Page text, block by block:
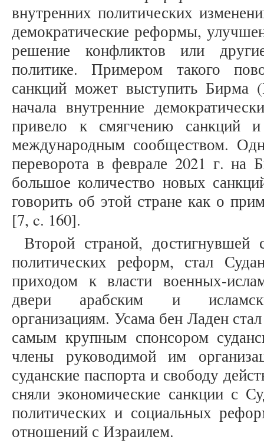
внутренних политических
демократические реформы,
решение конфликтов или
политике. Примером такого
санкций может выступить
начала внутренние
привело к смягчению санкций
международным сообществом.
переворота в феврале 2021 г. на
большое количество новых
говорить об этой стране как о
[7, c. 160].
Второй страной,
политических реформ, стал
приходом к власти военных-
двери арабским и
организациям. Усама бен Ладен
самым крупным спонсором
члены руководимой им
суданские паспорта и свободу
сняли экономические санкции с
политических и социальных
отношений с Израилем.